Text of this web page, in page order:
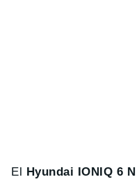
El Hyundai IONIQ 6 N